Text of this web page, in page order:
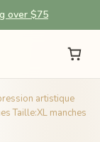
over $75
artistique
Taille:XL manches